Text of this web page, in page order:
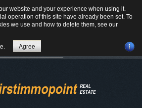
Tiefenbach - Am Winkl 6
MAIL
website and your experience when using it.
operation of this site have already been set. To
we use and how to delete them, see our
Agree